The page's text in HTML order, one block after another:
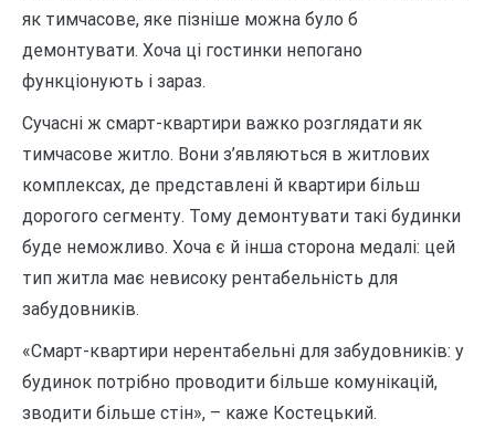
як тимчасове, яке пізніше можна було б
демонтувати. Хоча ці гостинки непогано
функціонують і зараз.
Сучасні ж смарт-квартири важко розглядати як
тимчасове житло. Вони з’являються в житлових
комплексах, де представлені й квартири більш
дорогого сегменту. Тому демонтувати такі будинки
буде неможливо. Хоча є й інша сторона медалі: цей
тип житла має невисоку рентабельність для
забудовників.
«Смарт-квартири нерентабельні для забудовників: у
будинок потрібно проводити більше комунікацій,
зводити більше стін», – каже Костецький.